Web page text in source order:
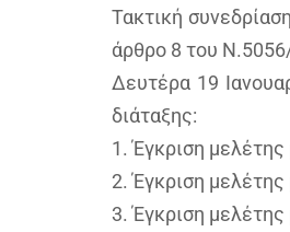
Τακτική
άρθρο 8 του
Δευτέρα 19
διάταξης:
1. Έγκριση
2. Έγκριση
3. Έγκριση